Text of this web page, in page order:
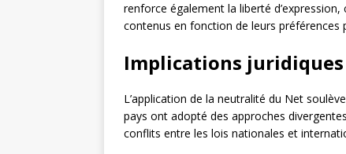
renforce également la liberté
contenus en fonction de leurs préférences
Implications
L’application de la neutralité du Net
pays ont adopté des approches
conflits entre les lois nationales et